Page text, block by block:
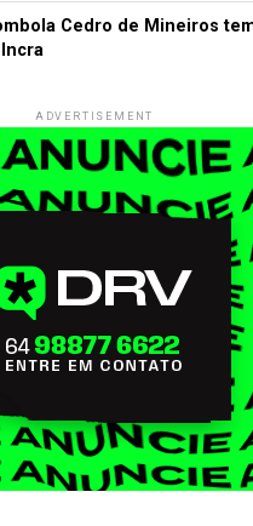
Cedro de Mineiros
ADVERTISEMENT